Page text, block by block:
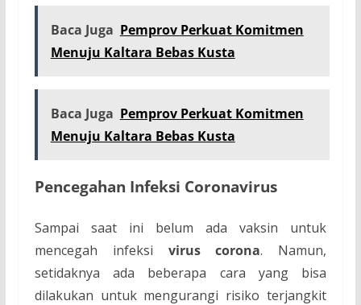
Baca Juga Pemprov Perkuat Komitmen
Menuju Kaltara Bebas Kusta
Baca Juga Pemprov Perkuat Komitmen
Menuju Kaltara Bebas Kusta
Pencegahan Infeksi Coronavirus
Sampai saat ini belum ada vaksin untuk
mencegah infeksi virus corona. Namun,
setidaknya ada beberapa cara yang bisa
dilakukan untuk mengurangi risiko terjangkit